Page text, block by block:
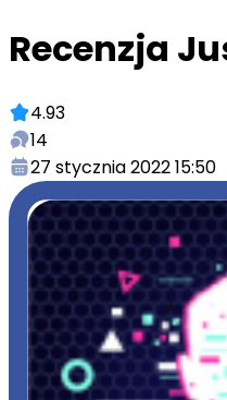
Recenzja
4.93
14
27 stycznia 2022 15:50